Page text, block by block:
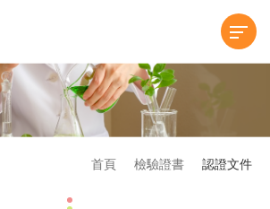
首頁 檢驗證書 認證文件